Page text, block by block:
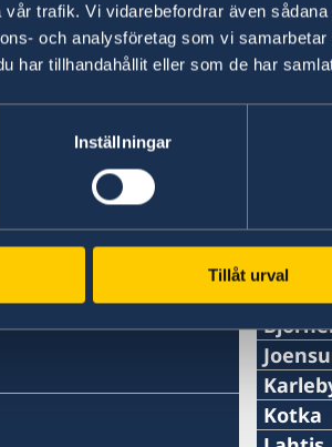
trafik. Vi vidarebefordrar även
och analysföretag som vi
har tillhandahållit eller som de har
Inställningar
Tillåt urval
10 feb. 2026
Konsulatet i
2 3 4 5
Telefon:
+358 2
Telefon
+358
Telefon:
Kotka